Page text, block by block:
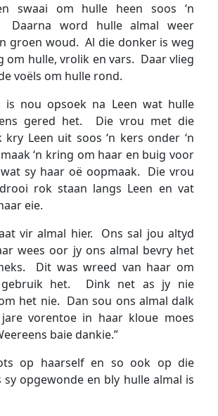
swaai om hulle heen soos ‘n
Daarna word hulle almal weer
groen woud. Al die donker is weg
om hulle, vrolik en vars. Daar vlieg
voëls om hulle rond.
is nou opsoek na Leen wat hulle
gered het. Die vrou met die
Leen uit soos ‘n kers onder ‘n
‘n kring om haar en buig voor
sy haar oë oopmaak. Die vrou
rok staan langs Leen en vat
eie.
vir almal hier. Ons sal jou altyd
wees oor jy ons almal bevry het
Dit was wreed van haar om
het. Dink net as jy nie
het nie. Dan sou ons almal dalk
vorentoe in haar kloue moes
baie dankie.”
op haarself en so ook op die
opgewonde en bly hulle almal is